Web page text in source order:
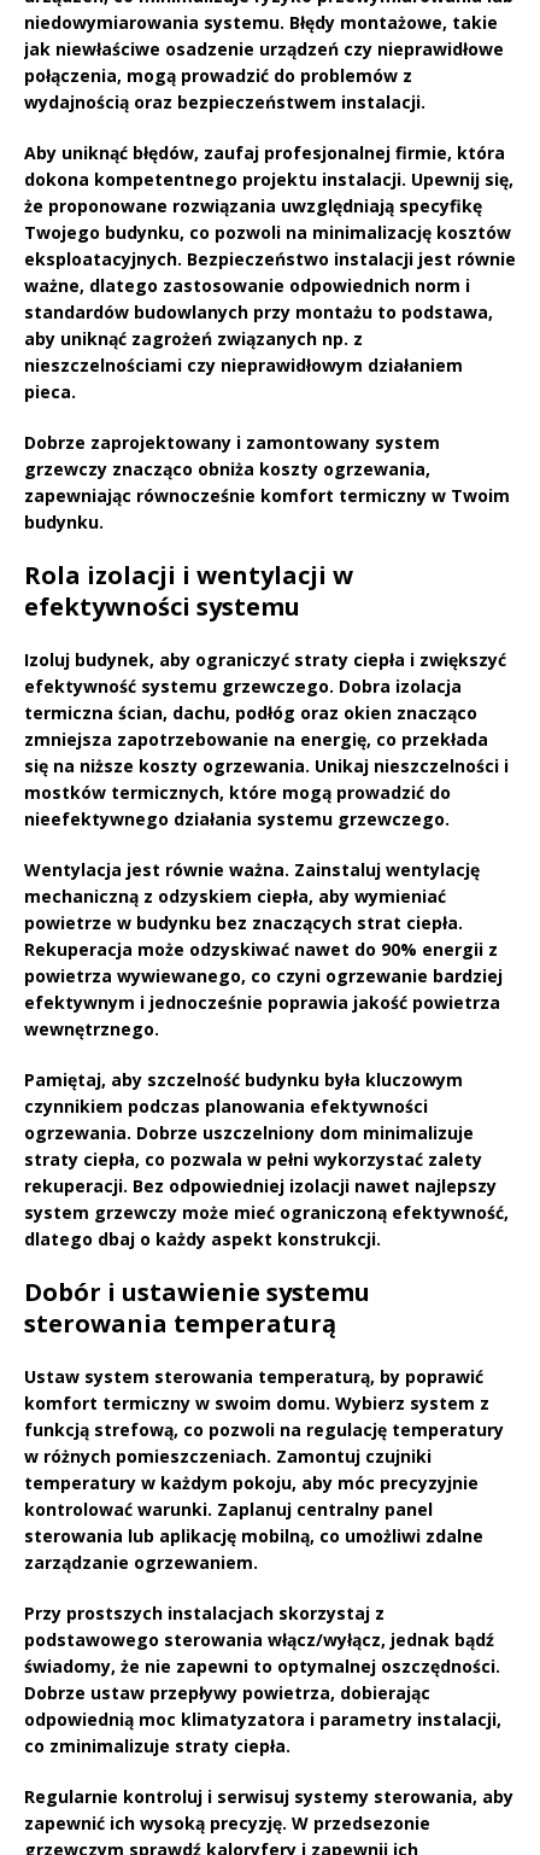
niedowymiarowania systemu. Błędy montażowe, takie
jak niewłaściwe osadzenie urządzeń czy nieprawidłowe
połączenia, mogą prowadzić do problemów z
wydajnością oraz bezpieczeństwem instalacji.
Aby uniknąć błędów, zaufaj profesjonalnej firmie, która
dokona kompetentnego projektu instalacji. Upewnij się,
że proponowane rozwiązania uwzględniają specyfikę
Twojego budynku, co pozwoli na minimalizację kosztów
eksploatacyjnych. Bezpieczeństwo instalacji jest równie
ważne, dlatego zastosowanie odpowiednich norm i
standardów budowlanych przy montażu to podstawa,
aby uniknąć zagrożeń związanych np. z
nieszczelnościami czy nieprawidłowym działaniem
pieca.
Dobrze zaprojektowany i zamontowany system
grzewczy znacząco obniża koszty ogrzewania,
zapewniając równocześnie komfort termiczny w Twoim
budynku.
Rola izolacji i wentylacji w
efektywności systemu
Izoluj budynek, aby ograniczyć straty ciepła i zwiększyć
efektywność systemu grzewczego. Dobra izolacja
termiczna ścian, dachu, podłóg oraz okien znacząco
zmniejsza zapotrzebowanie na energię, co przekłada
się na niższe koszty ogrzewania. Unikaj nieszczelności i
mostków termicznych, które mogą prowadzić do
nieefektywnego działania systemu grzewczego.
Wentylacja jest równie ważna. Zainstaluj wentylację
mechaniczną z odzyskiem ciepła, aby wymieniać
powietrze w budynku bez znaczących strat ciepła.
Rekuperacja może odzyskiwać nawet do 90% energii z
powietrza wywiewanego, co czyni ogrzewanie bardziej
efektywnym i jednocześnie poprawia jakość powietrza
wewnętrznego.
Pamiętaj, aby szczelność budynku była kluczowym
czynnikiem podczas planowania efektywności
ogrzewania. Dobrze uszczelniony dom minimalizuje
straty ciepła, co pozwala w pełni wykorzystać zalety
rekuperacji. Bez odpowiedniej izolacji nawet najlepszy
system grzewczy może mieć ograniczoną efektywność,
dlatego dbaj o każdy aspekt konstrukcji.
Dobór i ustawienie systemu
sterowania temperaturą
Ustaw system sterowania temperaturą, by poprawić
komfort termiczny w swoim domu. Wybierz system z
funkcją strefową, co pozwoli na regulację temperatury
w różnych pomieszczeniach. Zamontuj czujniki
temperatury w każdym pokoju, aby móc precyzyjnie
kontrolować warunki. Zaplanuj centralny panel
sterowania lub aplikację mobilną, co umożliwi zdalne
zarządzanie ogrzewaniem.
Przy prostszych instalacjach skorzystaj z
podstawowego sterowania włącz/wyłącz, jednak bądź
świadomy, że nie zapewni to optymalnej oszczędności.
Dobrze ustaw przepływy powietrza, dobierając
odpowiednią moc klimatyzatora i parametry instalacji,
co zminimalizuje straty ciepła.
Regularnie kontroluj i serwisuj systemy sterowania, aby
zapewnić ich wysoką precyzję. W przedsezonie
grzewczym sprawdź kaloryfery i zapewnij ich